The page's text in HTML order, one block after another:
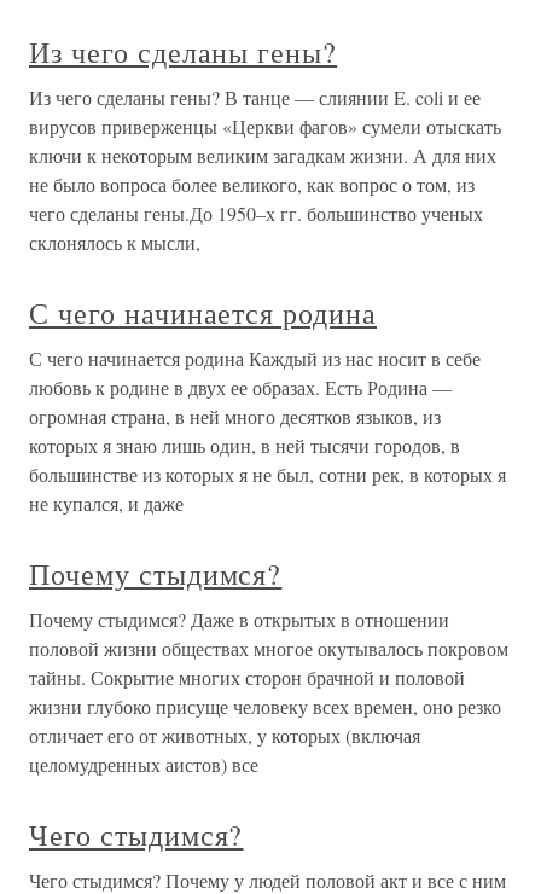
Из чего сделаны гены?
Из чего сделаны гены? В танце — слиянии E. coli и ее
вирусов приверженцы «Церкви фагов» сумели отыскать
ключи к некоторым великим загадкам жизни. А для них
не было вопроса более великого, как вопрос о том, из
чего сделаны гены.До 1950–х гг. большинство ученых
склонялось к мысли,
С чего начинается родина
С чего начинается родина Каждый из нас носит в себе
любовь к родине в двух ее образах. Есть Родина —
огромная страна, в ней много десятков языков, из
которых я знаю лишь один, в ней тысячи городов, в
большинстве из которых я не был, сотни рек, в которых я
не купался, и даже
Почему стыдимся?
Почему стыдимся? Даже в открытых в отношении
половой жизни обществах многое окутывалось покровом
тайны. Сокрытие многих сторон брачной и половой
жизни глубоко присуще человеку всех времен, оно резко
отличает его от животных, у которых (включая
целомудренных аистов) все
Чего стыдимся?
Чего стыдимся? Почему у людей половой акт и все с ним